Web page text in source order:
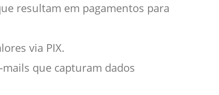
resultam em pagamentos para
via PIX.
que capturam dados